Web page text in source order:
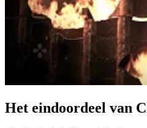
Het eindoordeel van